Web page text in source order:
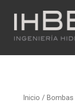
Inicio /Bombas